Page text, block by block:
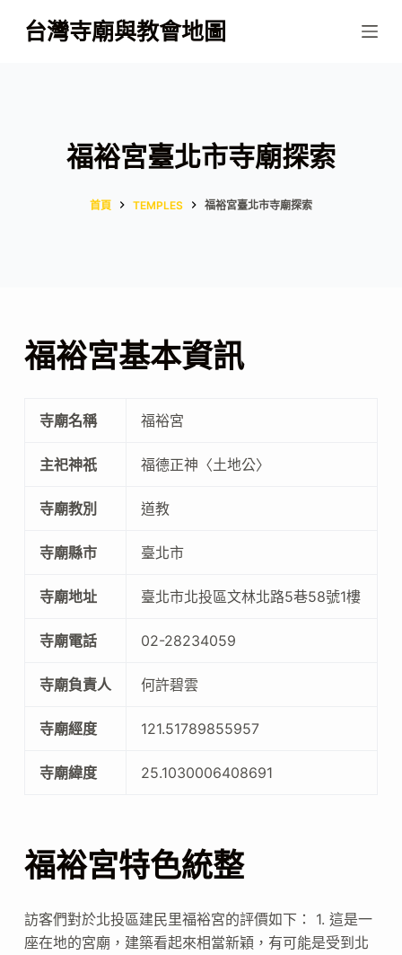
跳
至
台灣寺廟與教會地圖
福裕宮臺北市寺廟探索
首頁 TEMPLES 福裕宮臺北市寺廟探索
福裕宮基本資訊
寺廟名稱 福裕宮
主祀神祇 福德正神〈土地公〉
寺廟教別 道教
寺廟縣市 臺北市
寺廟地址 臺北市北投區文林北路5巷58號1樓
寺廟電話 02-28234059
寺廟負責人 何許碧雲
寺廟經度 121.51789855957
寺廟緯度 25.1030006408691
福裕宮特色統整
訪客們對於北投區建民里福裕宮的評價如下： 1. 這是一
座在地的宮廟，建築看起來相當新穎，有可能是受到北